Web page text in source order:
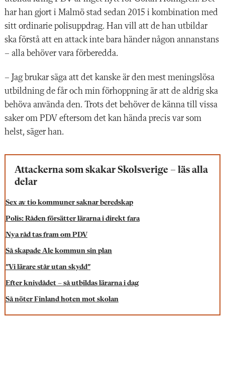
har han gjort i Malmö stad sedan 2015 i kombination med
sitt ordinarie polisuppdrag. Han vill att de han utbildar
ska förstå att en attack inte bara händer någon annanstans
– alla behöver vara förberedda.
– Jag brukar säga att det kanske är den mest meningslösa
utbildning de får och min förhoppning är att de aldrig ska
behöva använda den. Trots det behöver de känna till vissa
saker om PDV eftersom det kan hända precis var som
helst, säger han.
Attackerna som skakar Skolsverige – läs alla
delar
Sex av tio kommuner saknar beredskap
Polis: Råden försätter lärarna i direkt fara
Nya råd tas fram om PDV
Så skapade Ale kommun sin plan
”Vi lärare står utan skydd”
Efter knivdådet – så utbildas lärarna i dag
Så nöter Finland hoten mot skolan